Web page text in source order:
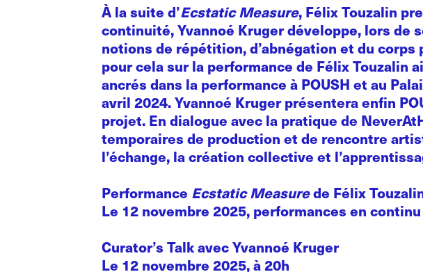
À la suite d’Ecstatic Measure, Félix Touzalin
continuité, Yvannoé Kruger développe, lors de
notions de répétition, d’abnégation et du corps
pour cela sur la performance de Félix Touzalin
ancrés dans la performance à POUSH et au
avril 2024. Yvannoé Kruger présentera enfin
projet. En dialogue avec la pratique de
temporaires de production et de rencontre
l’échange, la création collective et
Performance Ecstatic Measurede Félix
Le 12 novembre 2025, performances en
Curator’s Talk avec Yvannoé Kruger
Le 12 novembre 2025, à 20h